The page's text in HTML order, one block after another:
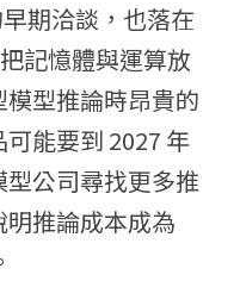
期洽談，也落在
記憶體與運算放
型推論時昂貴的
能要到 2027 年
公司尋找更多推
推論成本成為